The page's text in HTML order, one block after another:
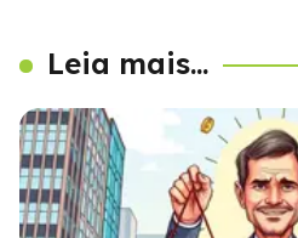
Leia mais...